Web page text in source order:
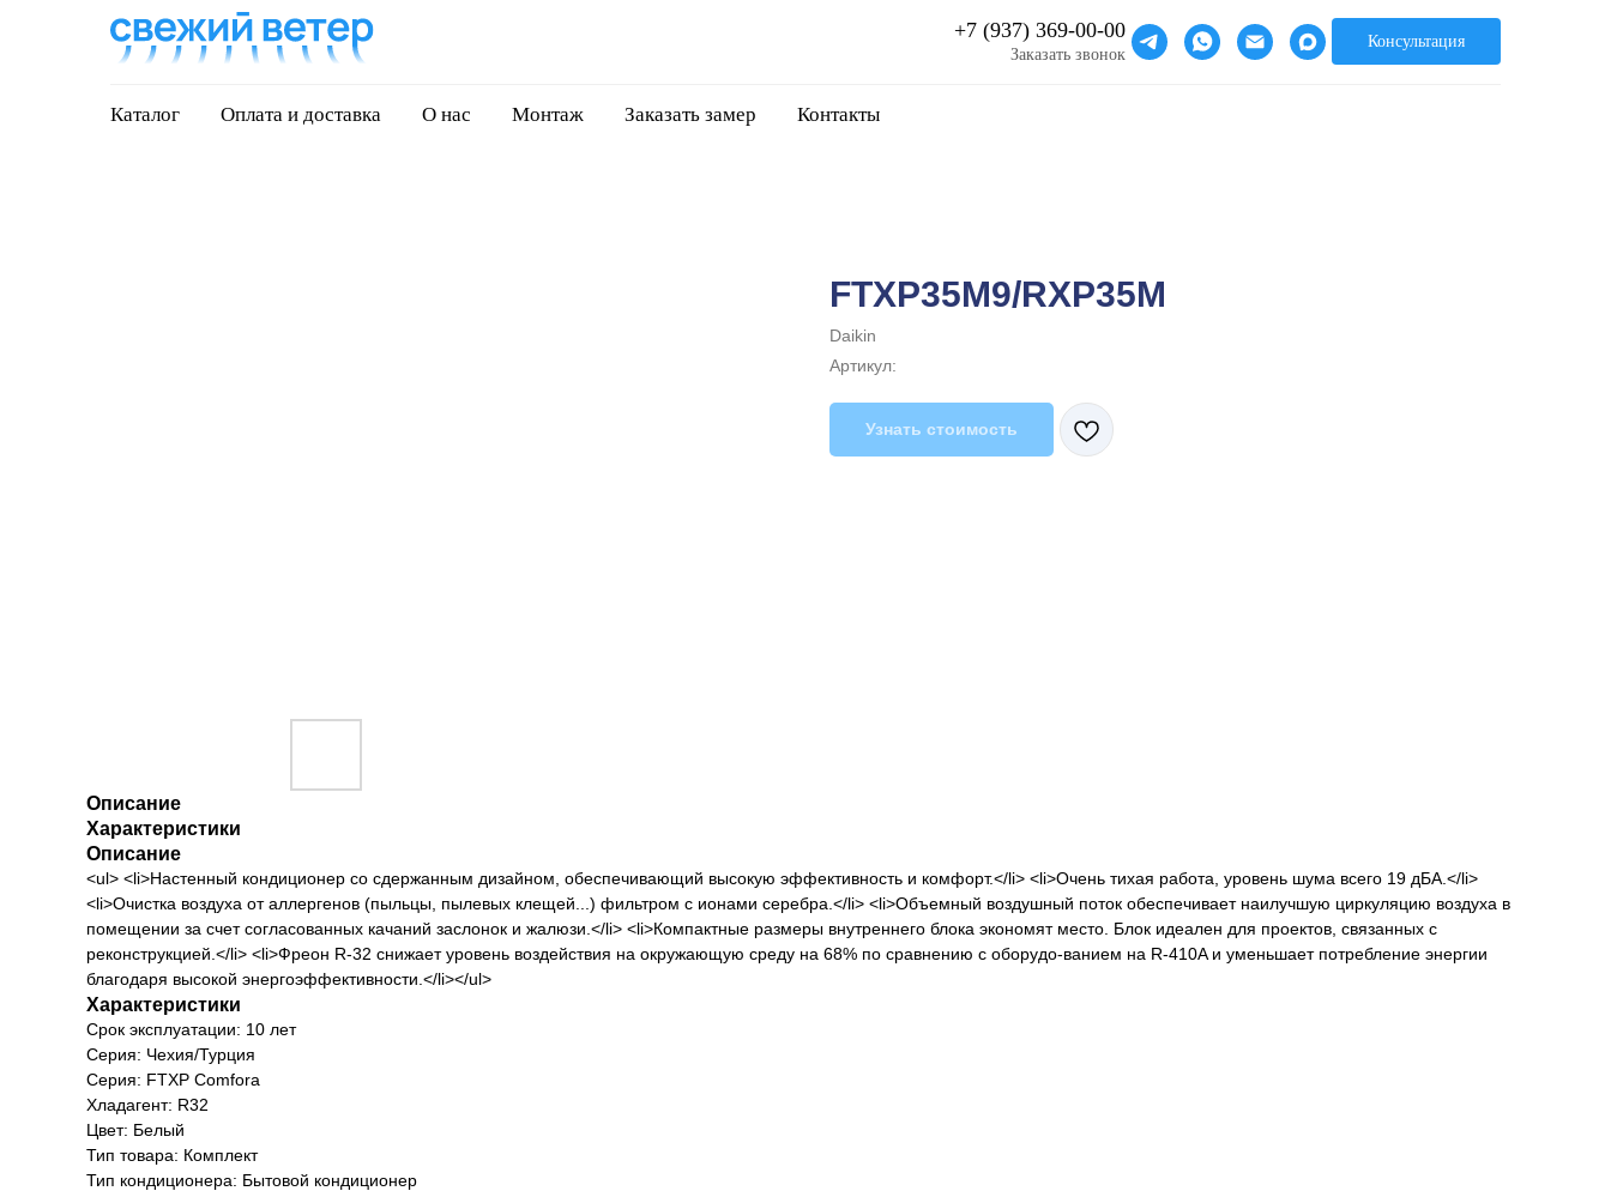
+7 (937) 369-00-00
Заказать звонок
Консультация
Каталог Оплата и доставка О нас Монтаж Заказать замер Контакты
FTXP35M9/RXP35M
Daikin
Артикул:
Узнать стоимость
Описание
Характеристики
Описание
<ul> <li>Настенный кондиционер со сдержанным дизайном, обеспечивающий высокую эффективность и комфорт.</li> <li>Очень тихая работа, уровень шума всего 19 дБА.</li>
<li>Очистка воздуха от аллергенов (пыльцы, пылевых клещей...) фильтром с ионами серебра.</li> <li>Объемный воздушный поток обеспечивает наилучшую циркуляцию воздуха в
помещении за счет согласованных качаний заслонок и жалюзи.</li> <li>Компактные размеры внутреннего блока экономят место. Блок идеален для проектов, связанных с
реконструкцией.</li> <li>Фреон R-32 снижает уровень воздействия на окружающую среду на 68% по сравнению с оборудо-ванием на R-410A и уменьшает потребление энергии
благодаря высокой энергоэффективности.</li></ul>
Характеристики
Срок эксплуатации: 10 лет
Серия: Чехия/Турция
Серия: FTXP Comfora
Хладагент: R32
Цвет: Белый
Тип товара: Комплект
Тип кондиционера: Бытовой кондиционер